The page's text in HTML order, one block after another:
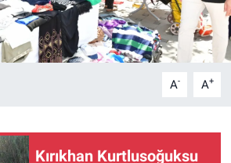
A- A+
Kırıkhan Kurtlusoğuksu